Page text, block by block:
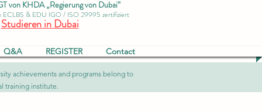
von KHDA „Regierung von Dubai“
ECLBS & EDU IGO / ISO 29995 zertifiziert
Studieren in Dubai
Q&A REGISTER Contact
achievements and programs belong to
training institute.